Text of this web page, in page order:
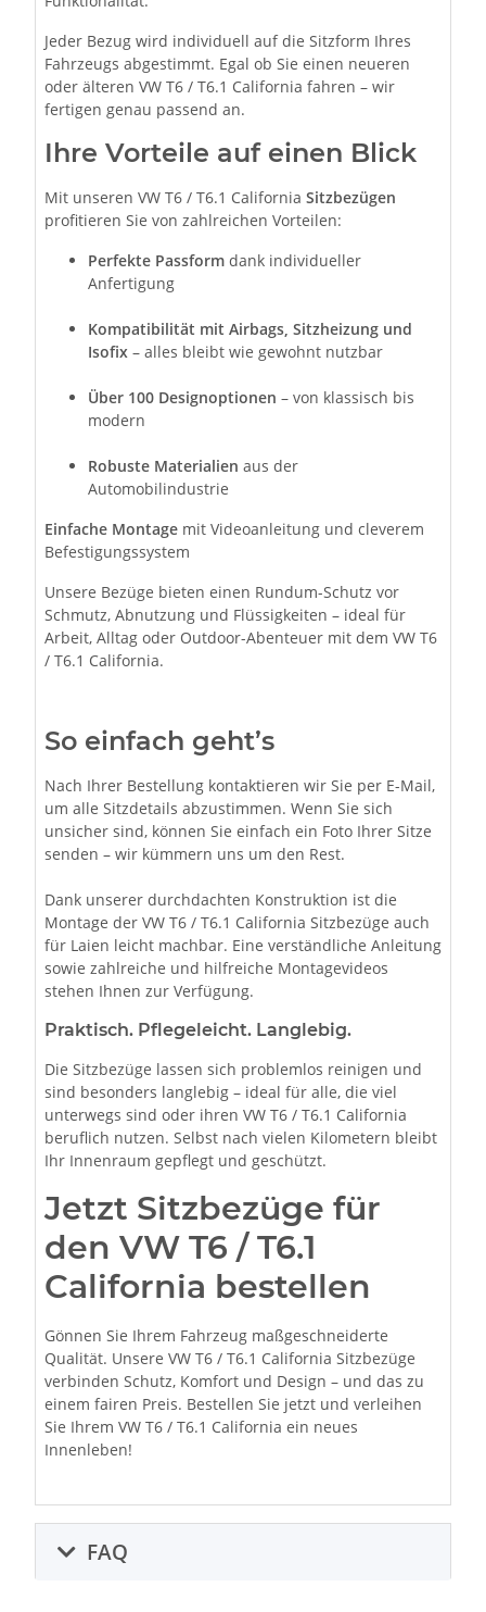
Jeder Bezug wird individuell auf die Sitzform Ihres
Fahrzeugs abgestimmt. Egal ob Sie einen neueren
oder älteren VW T6 / T6.1 California fahren – wir
fertigen genau passend an.
Ihre Vorteile auf einen Blick
Mit unseren VW T6 / T6.1 California Sitzbezügen
profitieren Sie von zahlreichen Vorteilen:
Perfekte Passform dank individueller
Anfertigung
Kompatibilität mit Airbags, Sitzheizung und
Isofix – alles bleibt wie gewohnt nutzbar
Über 100 Designoptionen – von klassisch bis
modern
Robuste Materialien aus der
Automobilindustrie
Einfache Montage mit Videoanleitung und cleverem
Befestigungssystem
Unsere Bezüge bieten einen Rundum-Schutz vor
Schmutz, Abnutzung und Flüssigkeiten – ideal für
Arbeit, Alltag oder Outdoor-Abenteuer mit dem VW T6
/ T6.1 California.
So einfach geht’s
Nach Ihrer Bestellung kontaktieren wir Sie per E-Mail,
um alle Sitzdetails abzustimmen. Wenn Sie sich
unsicher sind, können Sie einfach ein Foto Ihrer Sitze
senden – wir kümmern uns um den Rest.
Dank unserer durchdachten Konstruktion ist die
Montage der VW T6 / T6.1 California Sitzbezüge auch
für Laien leicht machbar. Eine verständliche Anleitung
sowie zahlreiche und hilfreiche Montagevideos
stehen Ihnen zur Verfügung.
Praktisch. Pflegeleicht. Langlebig.
Die Sitzbezüge lassen sich problemlos reinigen und
sind besonders langlebig – ideal für alle, die viel
unterwegs sind oder ihren VW T6 / T6.1 California
beruflich nutzen. Selbst nach vielen Kilometern bleibt
Ihr Innenraum gepflegt und geschützt.
Jetzt Sitzbezüge für
den VW T6 / T6.1
California bestellen
Gönnen Sie Ihrem Fahrzeug maßgeschneiderte
Qualität. Unsere VW T6 / T6.1 California Sitzbezüge
verbinden Schutz, Komfort und Design – und das zu
einem fairen Preis. Bestellen Sie jetzt und verleihen
Sie Ihrem VW T6 / T6.1 California ein neues
Innenleben!
FAQ